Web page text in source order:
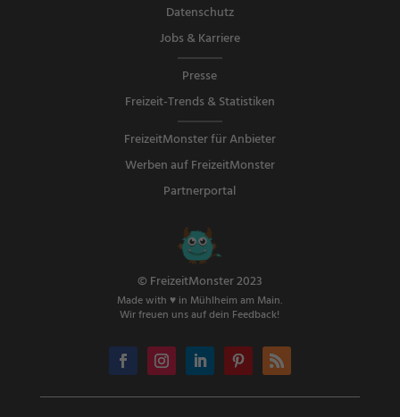
Datenschutz
Jobs & Karriere
Presse
Freizeit-Trends & Statistiken
FreizeitMonster für Anbieter
Werben auf FreizeitMonster
Partnerportal
© FreizeitMonster 2023
Made with ♥ in Mühlheim am Main.
Wir freuen uns auf dein Feedback!